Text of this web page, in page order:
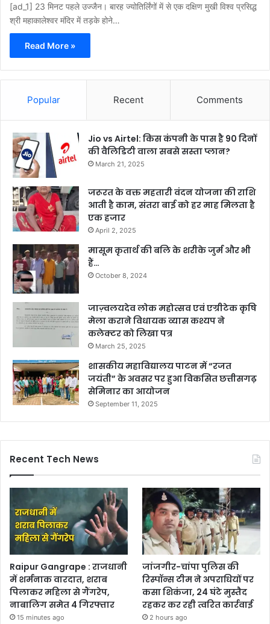
[ad_1] 23 मिनट पहले उज्जैन। बारह ज्योतिर्लिंगों में से एक दक्षिण मुखी विश्व प्रसिद्ध
श्री महाकालेश्वर मंदिर में तड़के होने…
Read More »
Popular Recent Comments
Jio vs Airtel: किस कंपनी के पास है 90 दिनों
की वैलिडिटी वाला सबसे सस्ता प्लान?
March 21, 2025
जरूरत के वक्त महतारी वंदन योजना की राशि
आती है काम, संतरा बाई को हर माह मिलता है
एक हजार
April 2, 2025
मासूम कृतार्थ की बलि के शरीके जुर्म और भी
हैं…
October 8, 2024
जाज़्वलयदेव लोक महोत्सव एवं एग्रीटेक कृषि
मेला कराने विधायक व्यास कश्यप ने
कलेक्टर को लिखा पत्र
March 25, 2025
शासकीय महाविद्यालय पाटन में “रजत
जयंती” के अवसर पर हुआ विकसित छत्तीसगढ़
सेमिनार का आयोजन
September 11, 2025
Recent Tech News
Raipur Gangrape : राजधानी
में शर्मनाक वारदात, शराब
पिलाकर महिला से गैंगरेप,
नाबालिग समेत 4 गिरफ्तार
15 minutes ago
जांजगीर-चांपा पुलिस की
रिस्पॉन्स टीम ने अपराधियों पर
कसा शिकंजा, 24 घंटे मुस्तैद
रहकर कर रही त्वरित कार्रवाई
2 hours ago